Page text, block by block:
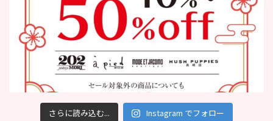
さらに読み込む... Instagram でフォロー